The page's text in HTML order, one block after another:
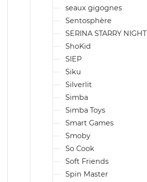
seaux gigognes
Sentosphère
SERINA STARRY NIGHT
ShoKid
SIEP
Siku
Silverlit
Simba
Simba Toys
Smart Games
Smoby
So Cook
Soft Friends
Spin Master